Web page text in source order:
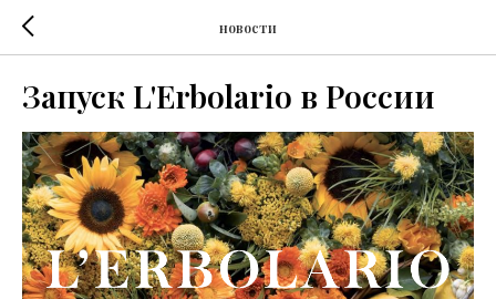
новости
Запуск L'Erbolario в России